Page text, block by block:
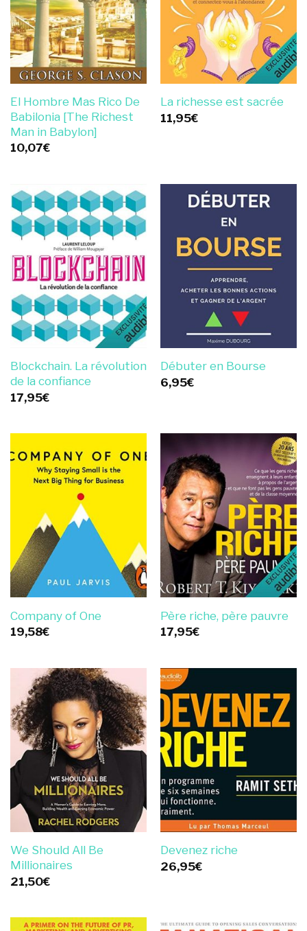
El Hombre Mas Rico De
Babilonia [The Richest
Man in Babylon]
10,07€
La richesse est sacrée
11,95€
Blockchain. La révolution
de la confiance
17,95€
Débuter en Bourse
6,95€
Company of One
19,58€
Père riche, père pauvre
17,95€
We Should All Be
Millionaires
21,50€
Devenez riche
26,95€